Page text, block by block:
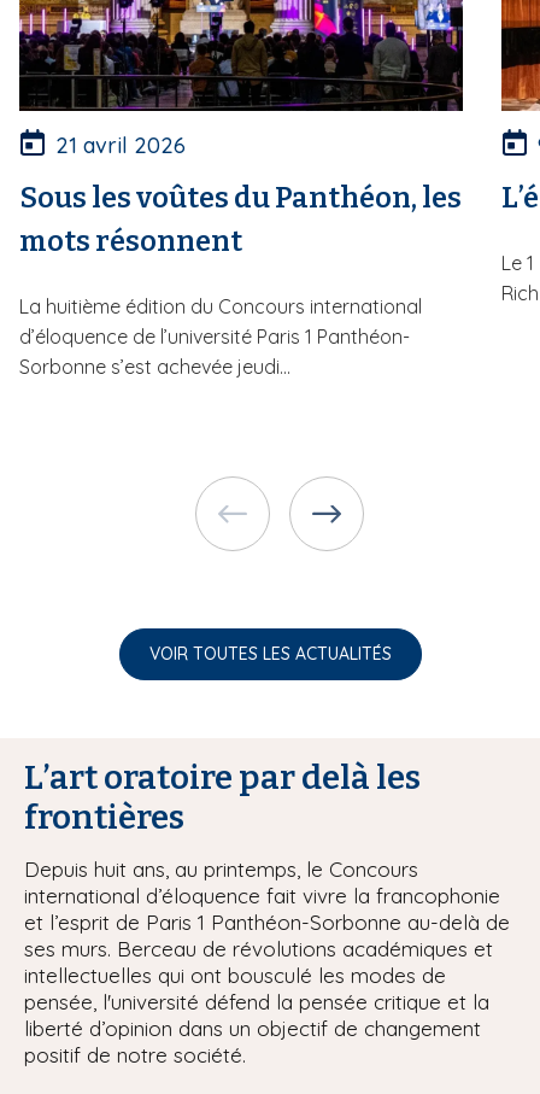
21 avril 2026
Sous les voûtes du Panthéon, les
mots résonnent
La huitième édition du Concours international
d’éloquence de l’université Paris 1 Panthéon-
Sorbonne s’est achevée jeudi...
Le
VOIR TOUTES LES ACTUALITÉS
L’art oratoire par delà les
frontières
Depuis huit ans, au printemps, le Concours
international d’éloquence fait vivre la francophonie
et l’esprit de Paris 1 Panthéon-Sorbonne au-delà de
ses murs. Berceau de révolutions académiques et
intellectuelles qui ont bousculé les modes de
pensée, l'université défend la pensée critique et la
liberté d’opinion dans un objectif de changement
positif de notre société.